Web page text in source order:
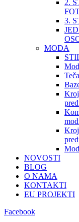
2.
3.
MODA
NOVOSTI
BLOG
O NAMA
KONTAKTI
EU PROJEKTI
Facebook